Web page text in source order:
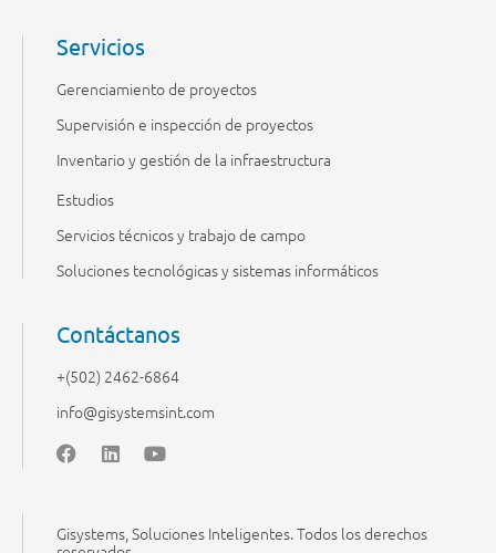
Servicios
Gerenciamiento de proyectos
Supervisión e inspección de proyectos
Inventario y gestión de la infraestructura
Estudios
Servicios técnicos y trabajo de campo
Soluciones tecnológicas y sistemas informáticos
Contáctanos
+(502) 2462-6864
info@gisystemsint.com
Gisystems, Soluciones Inteligentes. Todos los derechos